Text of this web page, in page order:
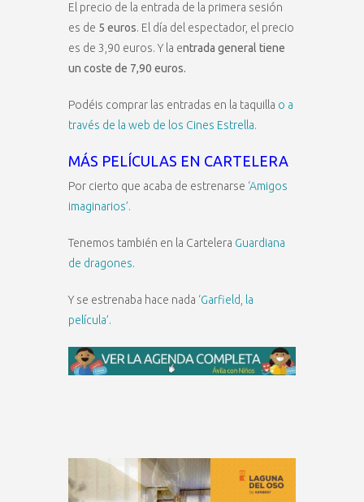
El precio de la entrada de la primera sesión
es de 5 euros. El día del espectador, el precio
es de 3,90 euros. Y la entrada general tiene
un coste de 7,90 euros.
Podéis comprar las entradas en la taquilla o a
través de la web de los Cines Estrella.
MÁS PELÍCULAS EN CARTELERA
Por cierto que acaba de estrenarse ‘Amigos
imaginarios’.
Tenemos también en la Cartelera Guardiana
de dragones.
Y se estrenaba hace nada ‘Garfield, la
película’.